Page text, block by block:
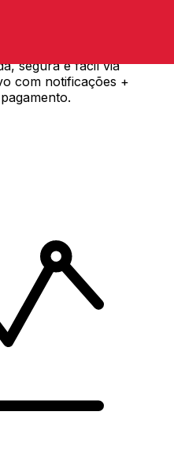
de dinheiro Xe
segura e fácil via
com notificações +